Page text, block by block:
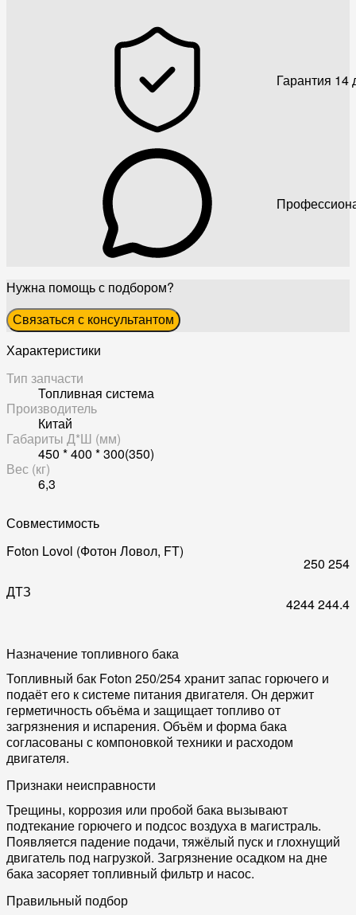
Гарантия 14
Нужна помощь с подбором?
Связаться с консультантом
Характеристики
Тип запчасти
Топливная система
Производитель
Китай
Габариты Д*Ш (мм)
450 * 400 * 300(350)
Вес (кг)
6,3
Совместимость
Foton Lovol (Фотон Ловол, FT)
250 254
ДТЗ
4244244.4
Назначение топливного бака
Топливный бак Foton 250/254 хранит запас горючего и
подаёт его к системе питания двигателя. Он держит
герметичность объёма и защищает топливо от
загрязнения и испарения. Объём и форма бака
согласованы с компоновкой техники и расходом
двигателя.
Признаки неисправности
Трещины, коррозия или пробой бака вызывают
подтекание горючего и подсос воздуха в магистраль.
Появляется падение подачи, тяжёлый пуск и глохнущий
двигатель под нагрузкой. Загрязнение осадком на дне
бака засоряет топливный фильтр и насос.
Правильный подбор